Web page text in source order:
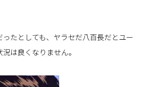
たとしても、ヤラセだ八百長だとユー
は良くなりません。